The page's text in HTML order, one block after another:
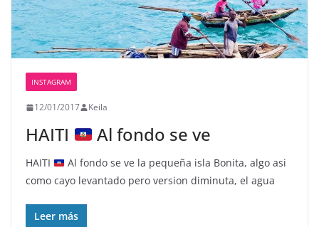
INSTAGRAM
12/01/2017 Keila
HAITI Al fondo se ve
HAITI
Al fondo se ve la pequeña isla Bonita, algo asi
como cayo levantado pero version diminuta, el agua
Leer más